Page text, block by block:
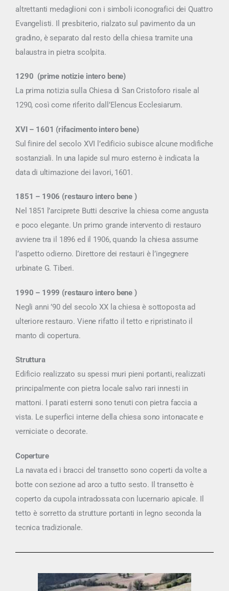
altrettanti medaglioni con i simboli iconografici dei Quattro
Evangelisti. Il presbiterio, rialzato sul pavimento da un
gradino, è separato dal resto della chiesa tramite una
balaustra in pietra scolpita.
1290 (prime notizie intero bene)
La prima notizia sulla Chiesa di San Cristoforo risale al
1290, così come riferito dall’Elencus Ecclesiarum.
XVI – 1601 (rifacimento intero bene)
Sul finire del secolo XVI l’edificio subisce alcune modifiche
sostanziali. In una lapide sul muro esterno è indicata la
data di ultimazione dei lavori, 1601.
1851 – 1906 (restauro intero bene )
Nel 1851 l’arciprete Butti descrive la chiesa come angusta
e poco elegante. Un primo grande intervento di restauro
avviene tra il 1896 ed il 1906, quando la chiesa assume
l’aspetto odierno. Direttore dei restauri è l’ingegnere
urbinate G. Tiberi.
1990 – 1999 (restauro intero bene )
Negli anni ’90 del secolo XX la chiesa è sottoposta ad
ulteriore restauro. Viene rifatto il tetto e ripristinato il
manto di copertura.
Struttura
Edificio realizzato su spessi muri pieni portanti, realizzati
principalmente con pietra locale salvo rari innesti in
mattoni. I parati esterni sono tenuti con pietra faccia a
vista. Le superfici interne della chiesa sono intonacate e
verniciate o decorate.
Coperture
La navata ed i bracci del transetto sono coperti da volte a
botte con sezione ad arco a tutto sesto. Il transetto è
coperto da cupola intradossata con lucernario apicale. Il
tetto è sorretto da strutture portanti in legno seconda la
tecnica tradizionale.